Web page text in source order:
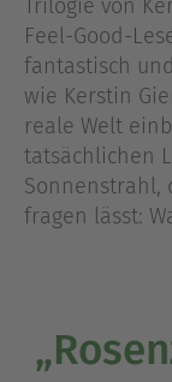
Trilogie von
Feel-Good-
fantastisch
wie Kerstin
reale Welt
tatsächlichen
Sonnenstrahl,
fragen lässt: